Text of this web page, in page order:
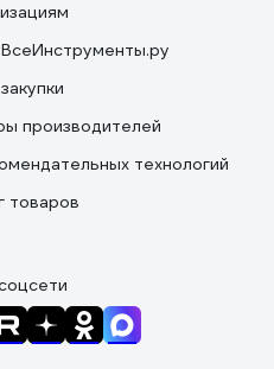
производителей
технологий
товаров